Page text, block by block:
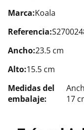
Marca:Koala
Referencia:
Ancho:23.5 cm
Alto:15.5 cm
Medidas del
embalaje:
17